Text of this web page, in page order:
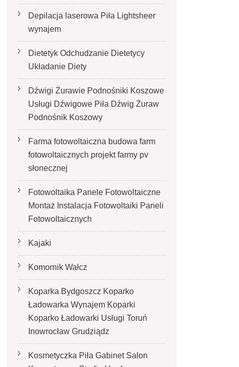
Depilacja laserowa Piła Lightsheer
wynajem
Dietetyk Odchudzanie Dietetycy
Układanie Diety
Dźwigi Żurawie Podnośniki Koszowe
Usługi Dźwigowe Piła Dźwig Żuraw
Podnośnik Koszowy
Farma fotowoltaiczna budowa farm
fotowoltaicznych projekt farmy pv
słonecznej
Fotowoltaika Panele Fotowoltaiczne
Montaż Instalacja Fotowoltaiki Paneli
Fotowoltaicznych
Kajaki
Komornik Wałcz
Koparka Bydgoszcz Koparko
Ładowarka Wynajem Koparki
Koparko Ładowarki Usługi Toruń
Inowrocław Grudziądz
Kosmetyczka Piła Gabinet Salon